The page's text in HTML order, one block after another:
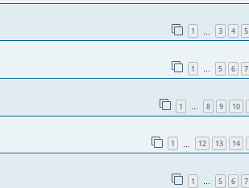
1 3 4 5
1 … 5 6 7
1 … 8 9 10
1 12 13 14
1 … 5 6 7